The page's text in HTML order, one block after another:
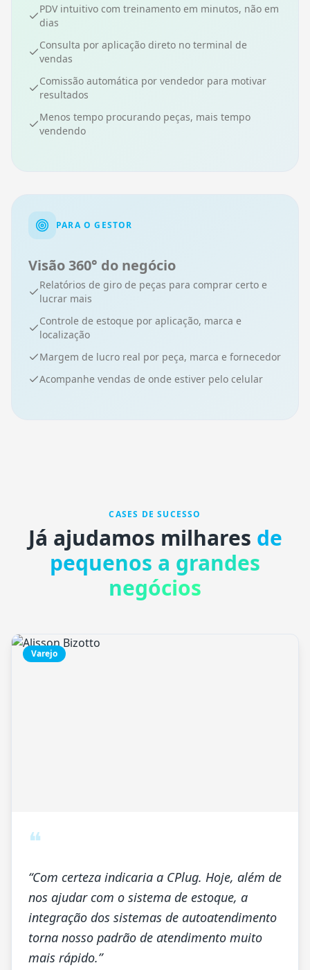
PDV intuitivo com treinamento em minutos, não em
dias
Consulta por aplicação direto no terminal de
vendas
Comissão automática por vendedor para motivar
resultados
Menos tempo procurando peças, mais tempo
vendendo
PARA O GESTOR
Visão 360° do negócio
Relatórios de giro de peças para comprar certo e
lucrar mais
Controle de estoque por aplicação, marca e
localização
Margem de lucro real por peça, marca e fornecedor
Acompanhe vendas de onde estiver pelo celular
CASES DE SUCESSO
Já ajudamos milhares de
pequenos a grandes
negócios
Varejo
❝
“Com certeza indicaria a CPlug. Hoje, além de
nos ajudar com o sistema de estoque, a
integração dos sistemas de autoatendimento
torna nosso padrão de atendimento muito
mais rápido.”